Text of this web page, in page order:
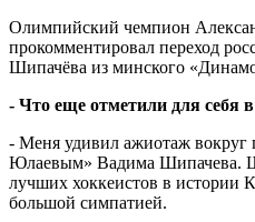
Олимпийский чемпион
прокомментировал переход
Шипачёва из минского
- Что еще отметили для себя
- Меня удивил ажиотаж вокруг
Юлаевым» Вадима Шипачева.
лучших хоккеистов в истории
большой симпатией.